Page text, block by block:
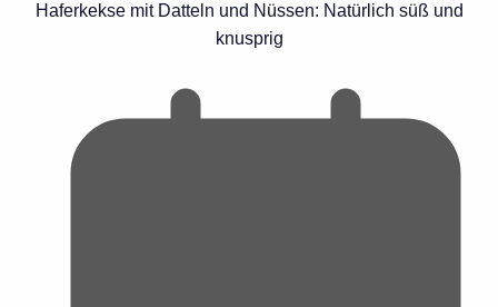
Haferkekse mit Datteln und Nüssen: Natürlich süß und
knusprig